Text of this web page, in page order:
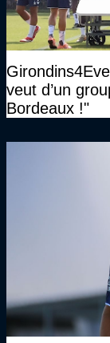
veut d’un
Bordeaux !"